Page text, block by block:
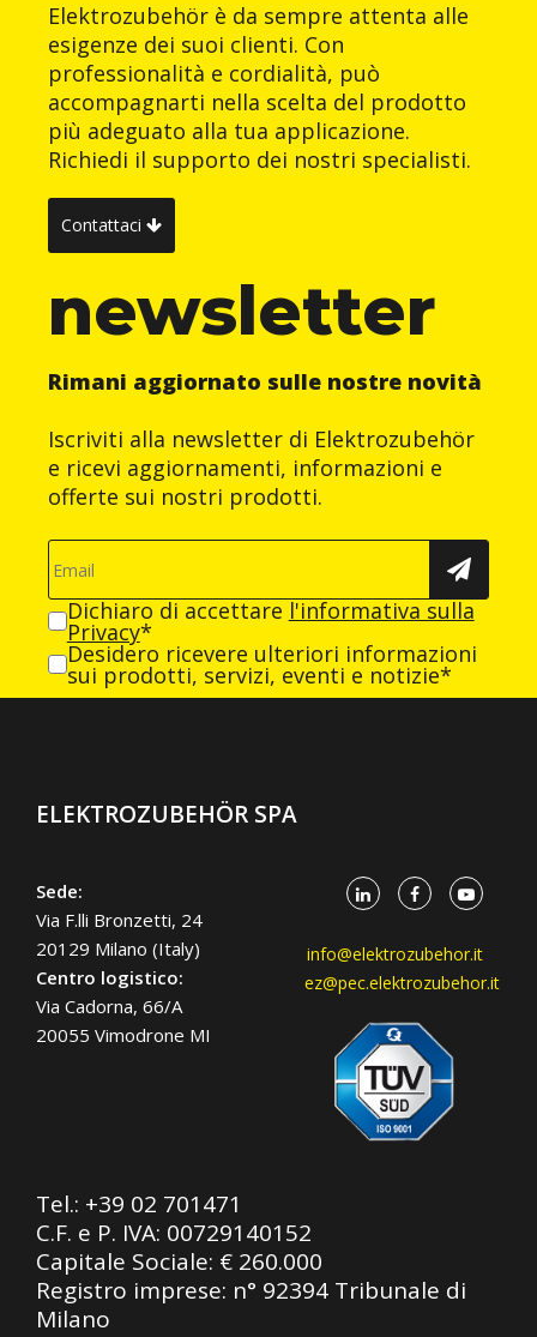
Elektrozubehör è da sempre attenta alle
esigenze dei suoi clienti. Con
professionalità e cordialità, può
accompagnarti nella scelta del prodotto
più adeguato alla tua applicazione.
Richiedi il supporto dei nostri specialisti.
Contattaci
newsletter
Rimani aggiornato sulle nostre novità
Iscriviti alla newsletter di Elektrozubehör
e ricevi aggiornamenti, informazioni e
offerte sui nostri prodotti.
Dichiaro di accettare l'informativa sulla
Privacy*
Desidero ricevere ulteriori informazioni
sui prodotti, servizi, eventi e notizie*
ELEKTROZUBEHÖR SPA
Sede:
Via F.lli Bronzetti, 24
20129 Milano (Italy)
Centro logistico:
Via Cadorna, 66/A
20055 Vimodrone MI
info@elektrozubehor.it
ez@pec.elektrozubehor.it
Tel.: +39 02 701471
C.F. e P. IVA: 00729140152
Capitale Sociale: € 260.000
Registro imprese: n° 92394 Tribunale di
Milano